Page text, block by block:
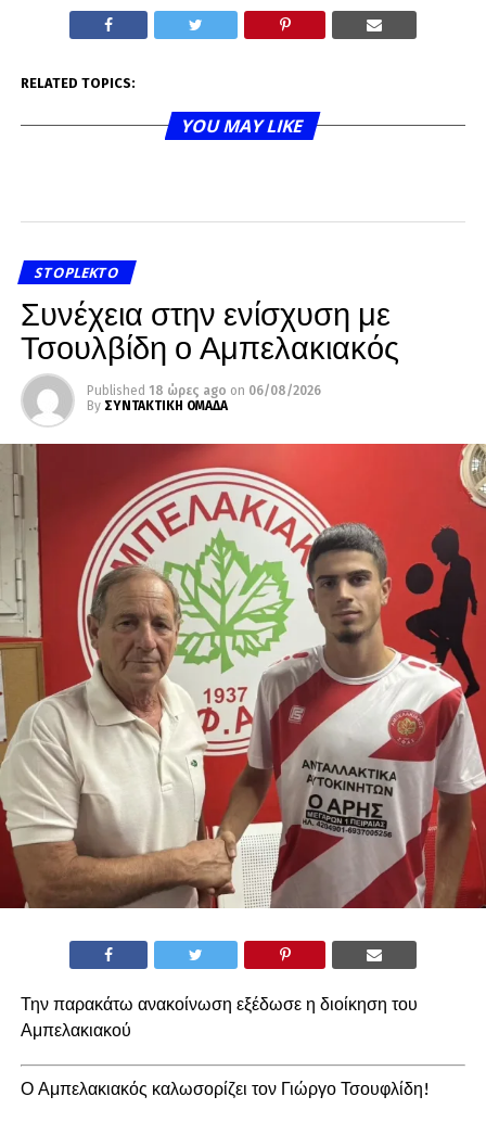
RELATED TOPICS:
YOU MAY LIKE
STOPLEKTO
Συνέχεια στην ενίσχυση με
Τσουλβίδη ο Αμπελακιακός
Published 18 ώρες ago on 06/08/2026
By ΣΥΝΤΑΚΤΙΚΗ ΟΜΑΔΑ
Την παρακάτω ανακοίνωση εξέδωσε η διοίκηση του
Αμπελακιακού
Ο Αμπελακιακός καλωσορίζει τον Γιώργο Τσουφλίδη!